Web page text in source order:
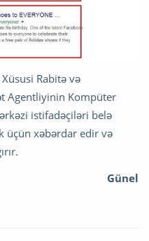
Rabitə və
Agentliyinin Kompüter
istifadəçiləri belə
üçün xəbərdar edir və
Günel